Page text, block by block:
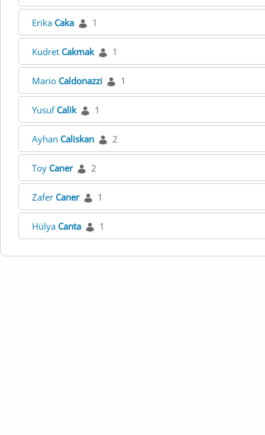
Erika Caka 1
Kudret Cakmak 1
Mario Caldonazzi 1
Yusuf Calik 1
Ayhan Caliskan 2
Toy Caner 2
Zafer Caner 1
Hülya Canta 1